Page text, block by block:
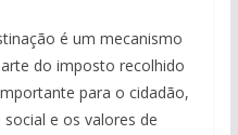
é um mecanismo
do imposto recolhido
para o cidadão,
e os valores de